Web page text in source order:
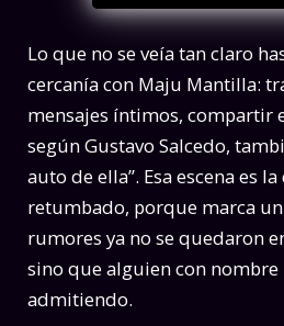
Lo que no se veía tan claro
cercanía con Maju Mantilla:
mensajes íntimos, compartir
según Gustavo Salcedo,
auto de ella”. Esa escena es
retumbado, porque marca
rumores ya no se quedaron
sino que alguien con
admitiendo.